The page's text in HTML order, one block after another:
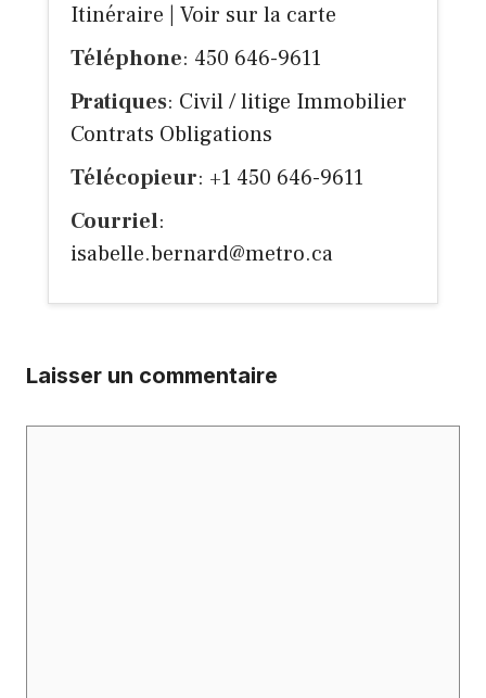
Itinéraire
Voir sur la carte
Téléphone: 450 646-9611
Pratiques: Civil / litige Immobilier
Contrats Obligations
Télécopieur: +1 450 646-9611
Courriel:
isabelle.bernard@metro.ca
Laisser un commentaire